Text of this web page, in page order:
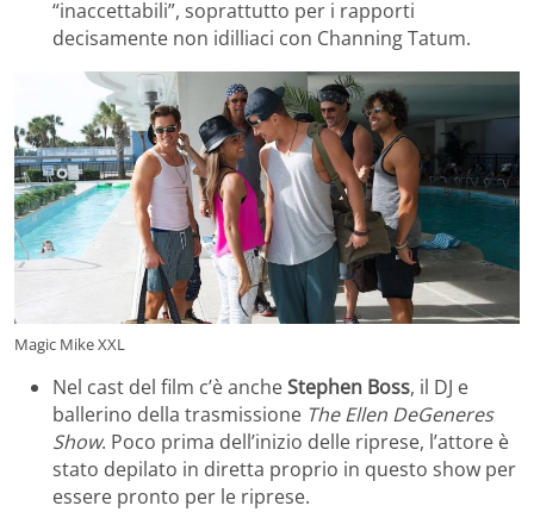
“inaccettabili”, soprattutto per i rapporti
decisamente non idilliaci con Channing Tatum.
Magic Mike XXL
Nel cast del film c’è ancheStephen Boss, il DJ e
ballerino della trasmissione The Ellen DeGeneres
Show. Poco prima dell’inizio delle riprese, l’attore è
stato depilato in diretta proprio in questo show per
essere pronto per le riprese.